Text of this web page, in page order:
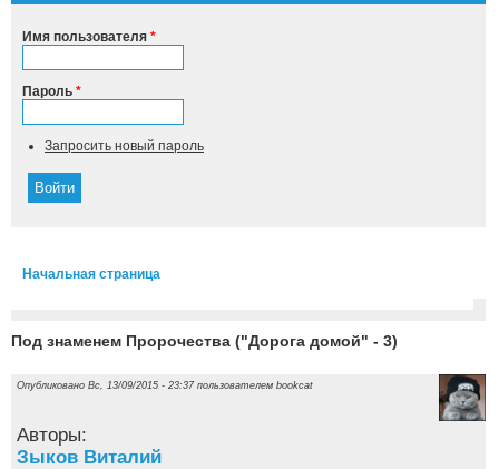
Имя пользователя *
Пароль *
Запросить новый пароль
Начальная страница
Под знаменем Пророчества ("Дорога домой" - 3)
Опубликовано Вс, 13/09/2015 - 23:37 пользователем bookcat
Авторы:
Зыков Виталий